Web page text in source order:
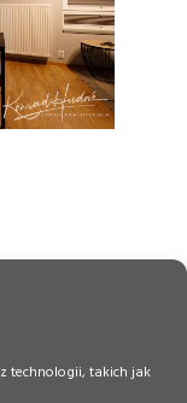
technologii, takich jak